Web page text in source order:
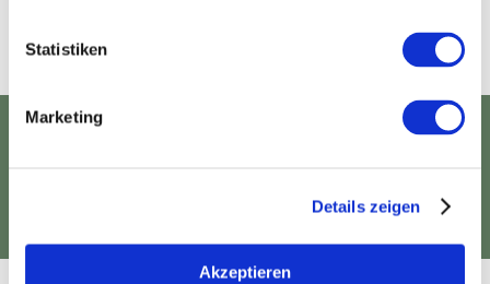
Statistiken
Marketing
Details zeigen
Akzeptieren
PERSÖNLICHKEITEN